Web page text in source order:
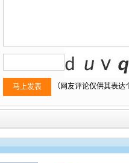
（网友评论仅供其表